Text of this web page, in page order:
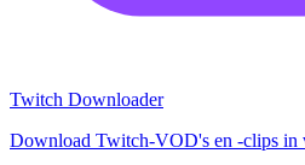
Twitch Downloader
Download Twitch-VOD's en -clips in